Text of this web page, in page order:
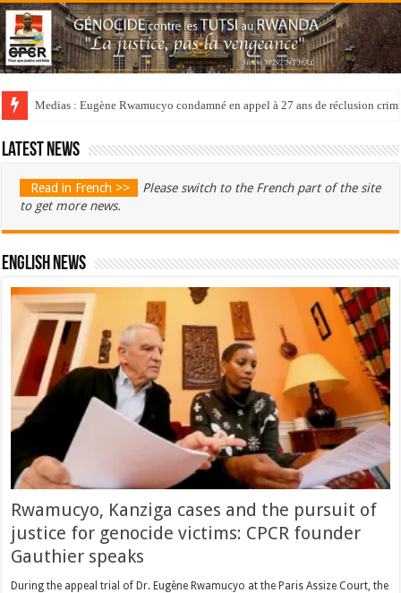
Medias : Eugène Rwamucyo condamné en appel à 27 ans de réclusion
Latest news
Read in French >>
Please switch to the French part of the site
to get more news.
English News
Rwamucyo, Kanziga cases and the pursuit of
justice for genocide victims: CPCR founder
Gauthier speaks
During the appeal trial of Dr. Eugène Rwamucyo at the Paris Assize Court, the